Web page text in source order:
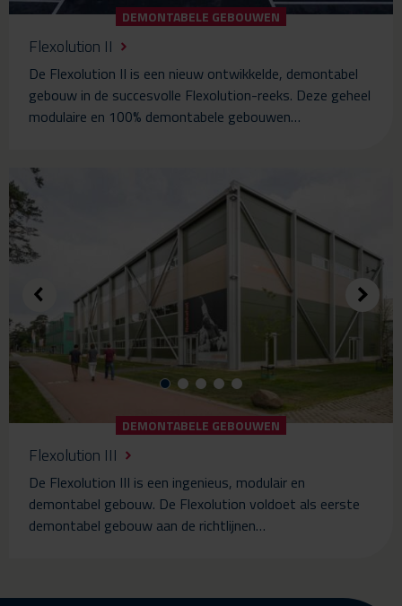
DEMONTABELE GEBOUWEN
Flexolution II
De Flexolution II is een nieuw ontwikkelde, demontabel
gebouw in de succesvolle Flexolution-reeks. Deze geheel
modulaire en 100% demontabele gebouwen…
DEMONTABELE GEBOUWEN
Flexolution III
De Flexolution III is een ingenieus, modulair en
demontabel gebouw. De Flexolution voldoet als eerste
demontabel gebouw aan de richtlijnen…